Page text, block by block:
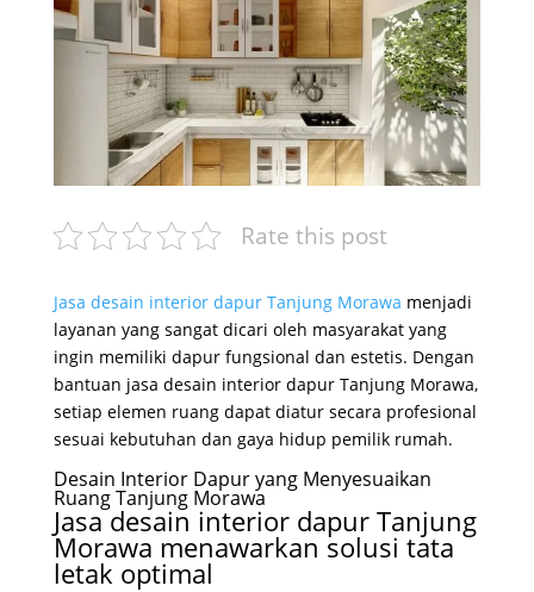
Rate this post
Jasa desain interior dapur Tanjung Morawa menjadi
layanan yang sangat dicari oleh masyarakat yang
ingin memiliki dapur fungsional dan estetis. Dengan
bantuan jasa desain interior dapur Tanjung Morawa,
setiap elemen ruang dapat diatur secara profesional
sesuai kebutuhan dan gaya hidup pemilik rumah.
Desain Interior Dapur yang Menyesuaikan
Ruang Tanjung Morawa
Jasa desain interior dapur Tanjung
Morawa menawarkan solusi tata
letak optimal